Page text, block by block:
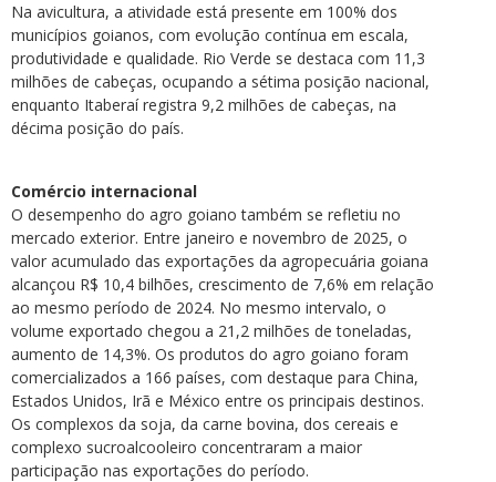
Na avicultura, a atividade está presente em 100% dos
municípios goianos, com evolução contínua em escala,
produtividade e qualidade. Rio Verde se destaca com 11,3
milhões de cabeças, ocupando a sétima posição nacional,
enquanto Itaberaí registra 9,2 milhões de cabeças, na
décima posição do país.
Comércio internacional
O desempenho do agro goiano também se refletiu no
mercado exterior. Entre janeiro e novembro de 2025, o
valor acumulado das exportações da agropecuária goiana
alcançou R$ 10,4 bilhões, crescimento de 7,6% em relação
ao mesmo período de 2024. No mesmo intervalo, o
volume exportado chegou a 21,2 milhões de toneladas,
aumento de 14,3%. Os produtos do agro goiano foram
comercializados a 166 países, com destaque para China,
Estados Unidos, Irã e México entre os principais destinos.
Os complexos da soja, da carne bovina, dos cereais e
complexo sucroalcooleiro concentraram a maior
participação nas exportações do período.